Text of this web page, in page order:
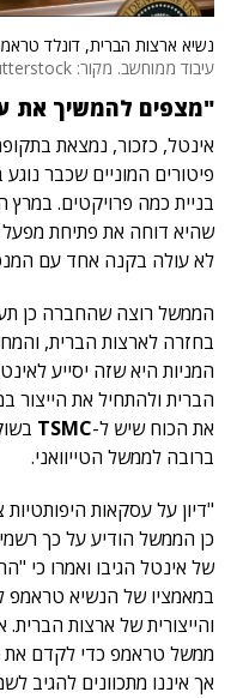
נשיא ארצות הברית, דונלד
עיבוד ממוחשב. מקור: Shutterstock ו-יח"צ (בהתאמה)
"מצפים להמשיך את
אינטל, כזכור, נמצאת
פיטורים המוניים שכבר
בניית כמה פרויקטים.
שהיא דוחה את פתיחת
לא עולה בקנה אחד עם
הממשל רוצה שהחברה כן
בחזרה לארצות הברית,
המניות היא שזה יסייע
הברית ולהתחיל את הייצור
את הכוח שיש ל-TSMC
ברובה לממשל הטייוואני.
"דיון על עסקאות
כן הממשל הודיע על כך
של אינטל הגיבו ואמרו כי
במאמציו של הנשיא טראמפ
והייצורית של ארצות
ממשל טראמפ כדי לקדם את
אך איננו מתכוונים להגיב